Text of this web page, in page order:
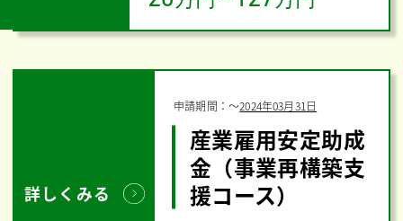
詳しくみる
申請期間：〜2024年03月31日
産業雇用安定助成
金（事業再構築支
援コース）